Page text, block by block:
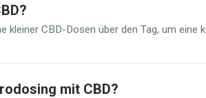
kleiner CBD-Dosen über den Tag, um eine
mit CBD?